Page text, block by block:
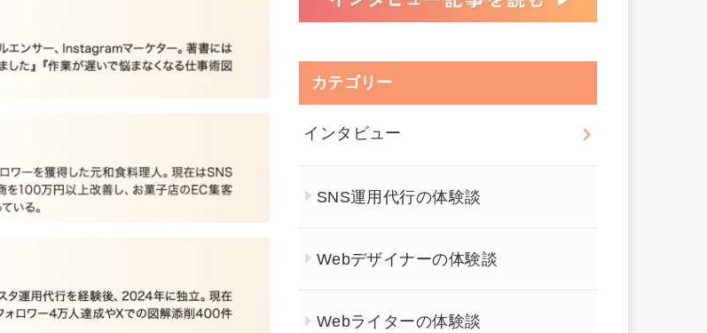
カテゴリー
インタビュー
SNS運用代行の体験談
Webデザイナーの体験談
Webライターの体験談